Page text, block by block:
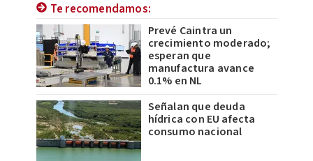
Te recomendamos:
Prevé Caintra un
crecimiento moderado;
esperan que
manufactura avance
0.1% en NL
Señalan que deuda
hídrica con EU afecta
consumo nacional